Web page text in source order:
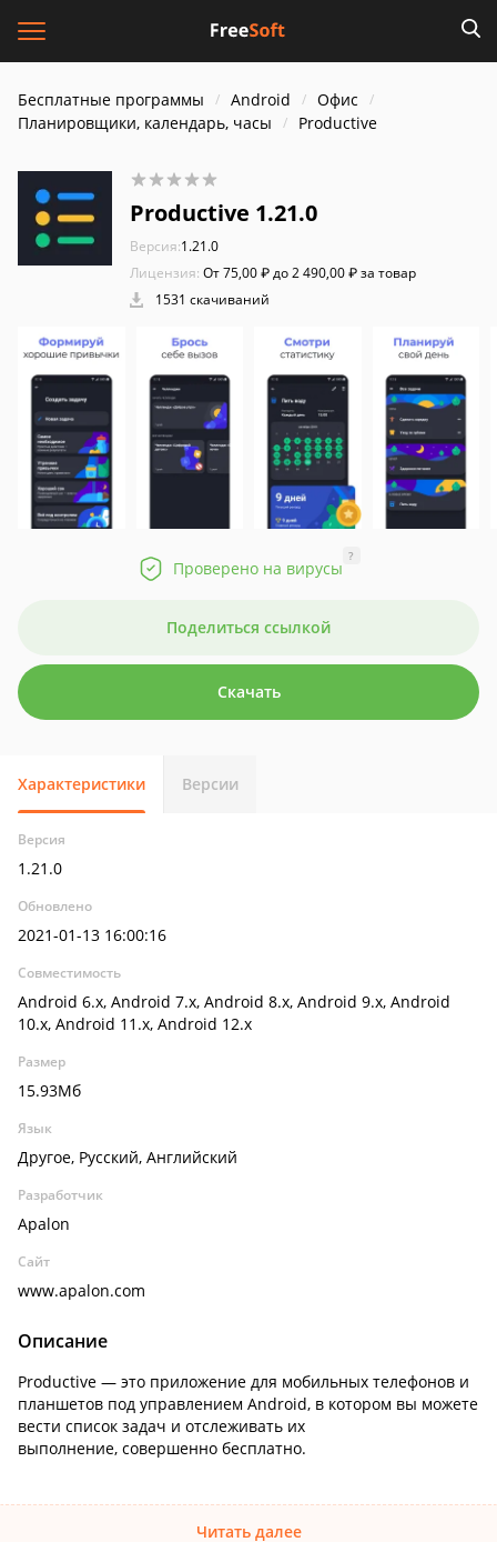
Бесплатные программы Android
Офис
Планировщики, календарь, часы
Productive
Productive 1.21.0
Версия:1.21.0
Лицензия: От 75,00 ₽ до 2 490,00 ₽ за товар
1531 скачиваний
Проверено на вирусы
?
Поделиться ссылкой
Скачать
Характеристики Версии
Версия
1.21.0
Обновлено
2021-01-13 16:00:16
Совместимость
Android 6.x, Android 7.x, Android 8.x, Android 9.x, Android
10.x, Android 11.x, Android 12.x
Размер
15.93Мб
Язык
Другое, Русский, Английский
Разработчик
Apalon
Сайт
www.apalon.com
Описание
Productive — это приложение для мобильных телефонов и
планшетов под управлением Android, в котором вы можете
вести список задач и отслеживать их
выполнение, совершенно бесплатно.
Читать далее